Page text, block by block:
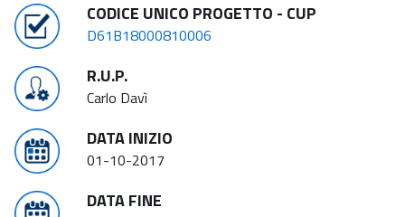
CODICE UNICO PROGETTO - CUP
D61B18000810006
R.U.P.
Carlo Davì
DATA INIZIO
01-10-2017
DATA FINE